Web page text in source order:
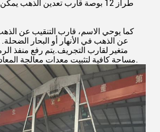
كما يوحي الاسم، قارب التنقيب عن
عن الذهب في الأنهار أو البحار
متغير لقارب التجريف.يتم رفع منفذ
مساحة كافية لتثبيت معدات معالجة المعادن لاختيار الذهب من الرمال.